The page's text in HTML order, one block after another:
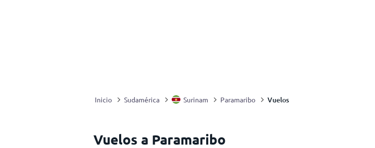
Inicio Sudamérica Surinam Paramaribo Vuelos
Vuelos a Paramaribo